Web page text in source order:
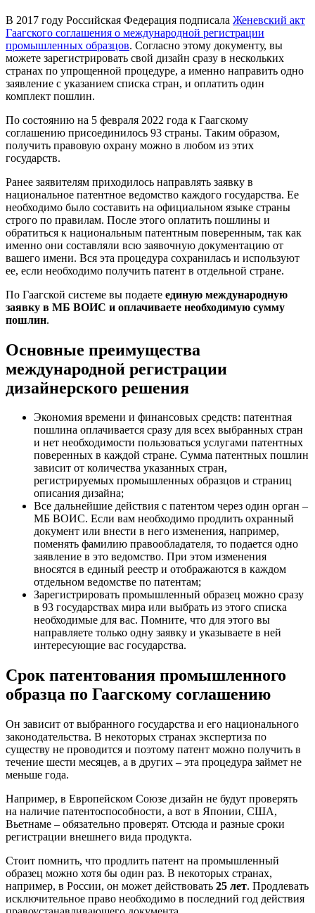
В 2017 году Российская Федерация подписала Женевский акт
Гаагского соглашения о международной регистрации
промышленных образцов. Согласно этому документу, вы
можете зарегистрировать свой дизайн сразу в нескольких
странах по упрощенной процедуре, а именно направить одно
заявление с указанием списка стран, и оплатить один
комплект пошлин.
По состоянию на 5 февраля 2022 года к Гаагскому
соглашению присоединилось 93 страны. Таким образом,
получить правовую охрану можно в любом из этих
государств.
Ранее заявителям приходилось направлять заявку в
национальное патентное ведомство каждого государства. Ее
необходимо было составить на официальном языке страны
строго по правилам. После этого оплатить пошлины и
обратиться к национальным патентным поверенным, так как
именно они составляли всю заявочную документацию от
вашего имени. Вся эта процедура сохранилась и используют
ее, если необходимо получить патент в отдельной стране.
По Гаагской системе вы подаете единую международную
заявку в МБ ВОИС и оплачиваете необходимую сумму
пошлин.
Основные преимущества
международной регистрации
дизайнерского решения
Экономия времени и финансовых средств: патентная
пошлина оплачивается сразу для всех выбранных стран
и нет необходимости пользоваться услугами патентных
поверенных в каждой стране. Сумма патентных пошлин
зависит от количества указанных стран,
регистрируемых промышленных образцов и страниц
описания дизайна;
Все дальнейшие действия с патентом через один орган –
МБ ВОИС. Если вам необходимо продлить охранный
документ или внести в него изменения, например,
поменять фамилию правообладателя, то подается одно
заявление в это ведомство. При этом изменения
вносятся в единый реестр и отображаются в каждом
отдельном ведомстве по патентам;
Зарегистрировать промышленный образец можно сразу
в 93 государствах мира или выбрать из этого списка
необходимые для вас. Помните, что для этого вы
направляете только одну заявку и указываете в ней
интересующие вас государства.
Срок патентования промышленного
образца по Гаагскому соглашению
Он зависит от выбранного государства и его национального
законодательства. В некоторых странах экспертиза по
существу не проводится и поэтому патент можно получить в
течение шести месяцев, а в других – эта процедура займет не
меньше года.
Например, в Европейском Союзе дизайн не будут проверять
на наличие патентоспособности, а вот в Японии, США,
Вьетнаме – обязательно проверят. Отсюда и разные сроки
регистрации внешнего вида продукта.
Стоит помнить, что продлить патент на промышленный
образец можно хотя бы один раз. В некоторых странах,
например, в России, он может действовать 25 лет. Продлевать
исключительное право необходимо в последний год действия